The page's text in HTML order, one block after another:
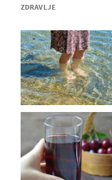
ZDRAVLJE